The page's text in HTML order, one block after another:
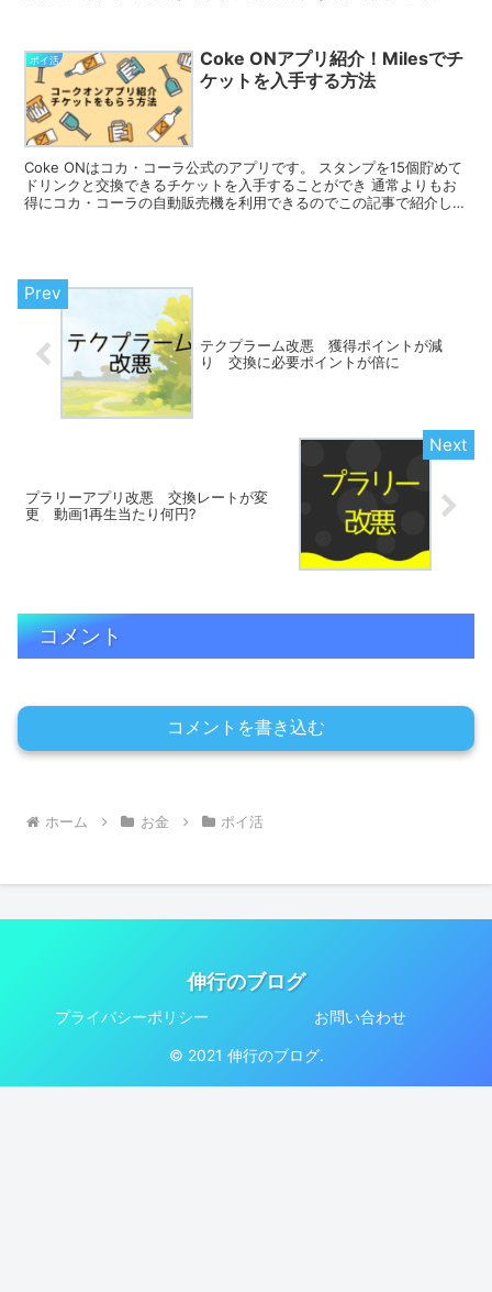
ポイ活
Coke ONアプリ紹介！Milesでチ
ケットを入手する方法
Coke ONはコカ・コーラ公式のアプリです。 スタンプを15個貯めて
ドリンクと交換できるチケットを入手することができ 通常よりもお
得にコカ・コーラの自動販売機を利用できるのでこの記事で紹介しま
テクプラーム改悪 獲得ポイントが減
り 交換に必要ポイントが倍に
プラリーアプリ改悪 交換レートが変
更 動画1再生当たり何円?
コメント
コメントを書き込む
ホーム お金 ポイ活
伸行のブログ
プライバシーポリシー お問い合わせ
© 2021 伸行のブログ.